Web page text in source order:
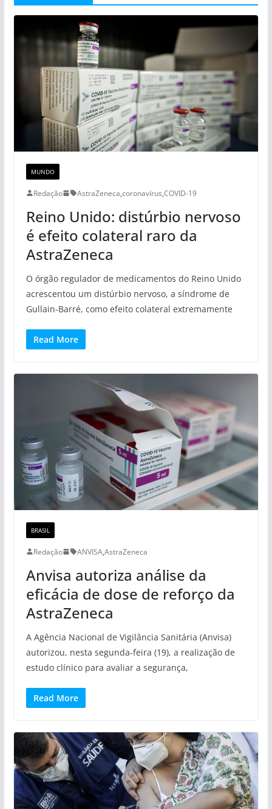
MUNDO
Redação AstraZeneca,coronavírus,COVID-19
Reino Unido: distúrbio nervoso
é efeito colateral raro da
AstraZeneca
O órgão regulador de medicamentos do Reino Unido
acrescentou um distúrbio nervoso, a síndrome de
Gullain-Barré, como efeito colateral extremamente
Read More
BRASIL
Redação ANVISA,AstraZeneca
Anvisa autoriza análise da
eficácia de dose de reforço da
AstraZeneca
A Agência Nacional de Vigilância Sanitária (Anvisa)
autorizou, nesta segunda-feira (19), a realização de
estudo clínico para avaliar a segurança,
Read More